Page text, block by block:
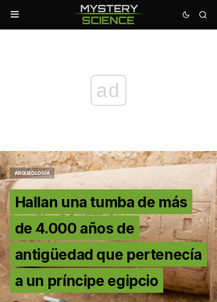
ad
ARQUEOLOGÍA
Hallan una tumba de más
de 4.000 años de
antigüedad que pertenecía
a un príncipe egipcio